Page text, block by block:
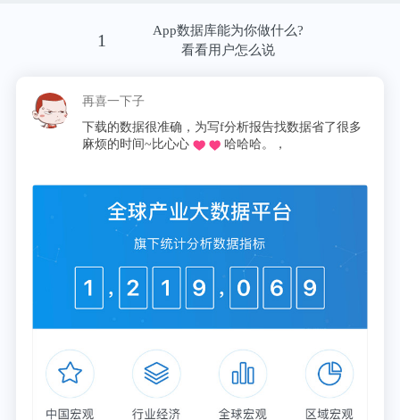
1
App数据库能为你做什么?
看看用户怎么说
再喜一下子
下载的数据很准确，为写f分析报告找数据省了很多
麻烦的时间~比心心
哈哈哈。，